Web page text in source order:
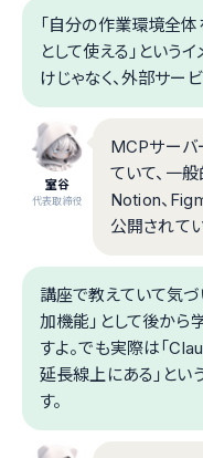
「自分の作業環境全
として使える」という
けじゃなく、外部サー
室谷
代表取締役
MCPサーバ
ていて、一
Notion、
公開されてい
講座で教えていて気づ
加機能」として後から
すよ。でも実際は「
延長線上にある」とい
す。